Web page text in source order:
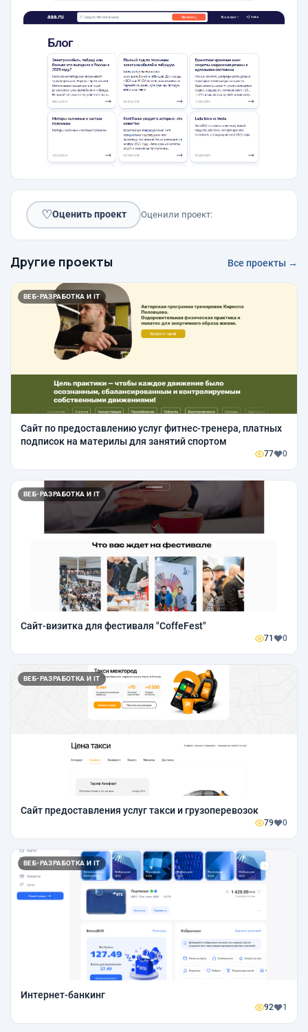
♡Оценить проект Оценили проект:
Другие проекты Все проекты →
ВЕБ-РАЗРАБОТКА И IT
Сайт по предоставлению услуг фитнес-тренера, платных
подписок на материлы для занятий спортом
77 0
ВЕБ-РАЗРАБОТКА И IT
Сайт-визитка для фестиваля "CoffeFest"
71 0
ВЕБ-РАЗРАБОТКА И IT
Сайт предоставления услуг такси и грузоперевозок
79 0
ВЕБ-РАЗРАБОТКА И IT
Интернет-банкинг
92 1